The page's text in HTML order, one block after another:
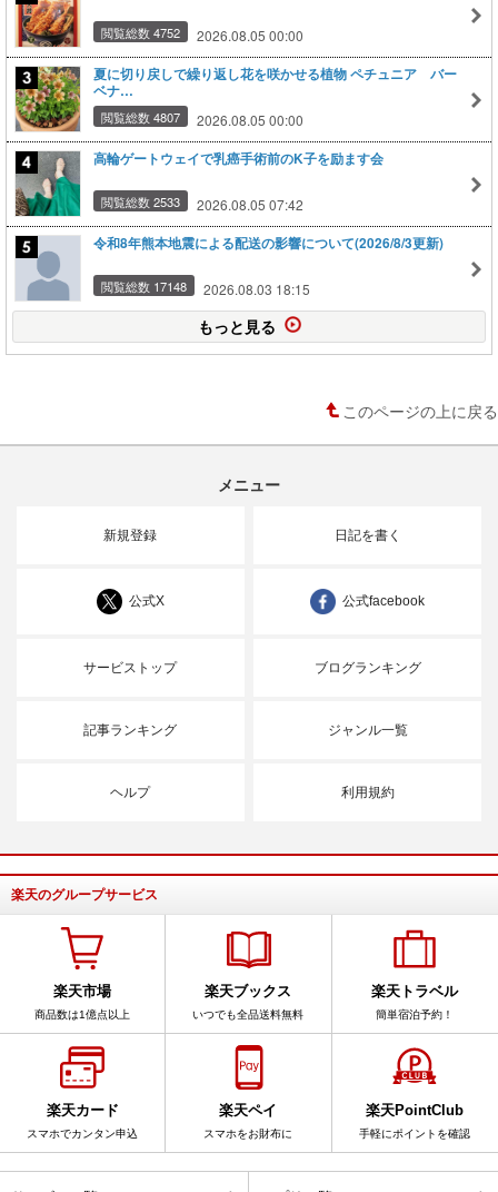
閲覧総数 4752 2026.08.05 00:00
夏に切り戻しで繰り返し花を咲かせる植物 ペチュニア バー
ベナ…
閲覧総数 4807 2026.08.05 00:00
高輪ゲートウェイで乳癌手術前のK子を励ます会
閲覧総数 2533 2026.08.05 07:42
令和8年熊本地震による配送の影響について(2026/8/3更新)
閲覧総数 17148 2026.08.03 18:15
もっと見る
このページの上に戻る
メニュー
新規登録 日記を書く
公式X 公式facebook
サービストップ ブログランキング
記事ランキング ジャンル一覧
ヘルプ 利用規約
楽天のグループサービス
楽天市場
商品数は1億点以上
楽天ブックス
いつでも全品送料無料
楽天トラベル
簡単宿泊予約！
楽天カード
スマホでカンタン申込
楽天ペイ
スマホをお財布に
楽天PointClub
手軽にポイントを確認